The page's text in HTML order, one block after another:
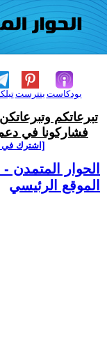
بنترست بودكاست
تبرعاتكم
فشاركونا في دعم
[اشترك في
الحوار المتمدن -
الموقع الرئيسي